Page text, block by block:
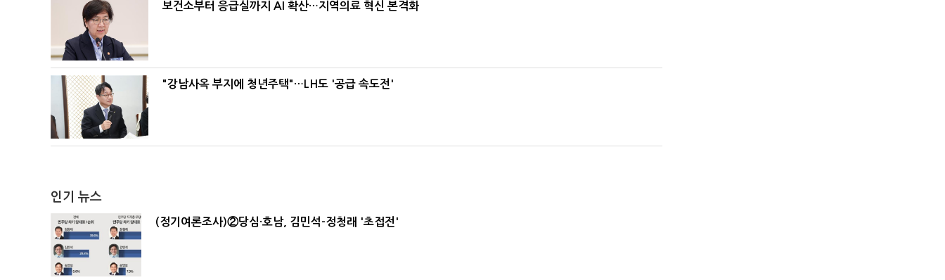
보건소부터 응급실까지 AI 확산…지역의료 혁신 본격화
"강남사옥 부지에 청년주택"…LH도 '공급 속도전'
인기 뉴스
(정기여론조사)②당심·호남, 김민석-정청래 '초접전'